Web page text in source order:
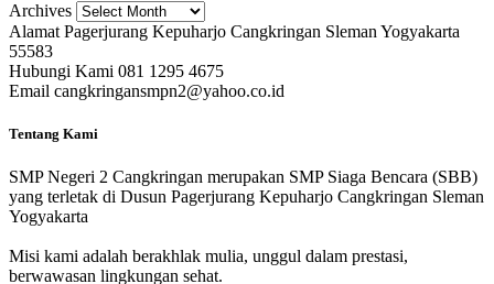
Archives
Alamat Pagerjurang Kepuharjo Cangkringan Sleman Yogyakarta
55583
Hubungi Kami 081 1295 4675
Email cangkringansmpn2@yahoo.co.id
Tentang Kami
SMP Negeri 2 Cangkringan merupakan SMP Siaga Bencara (SBB)
yang terletak di Dusun Pagerjurang Kepuharjo Cangkringan Sleman
Yogyakarta
Misi kami adalah berakhlak mulia, unggul dalam prestasi,
berwawasan lingkungan sehat.